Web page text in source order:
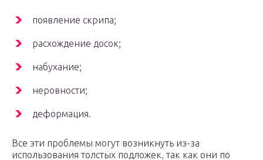
появление скрипа;
расхождение досок;
набухание;
неровности;
деформация.
Все эти проблемы могут возникнуть из-за
использования толстых подложек, так как они по